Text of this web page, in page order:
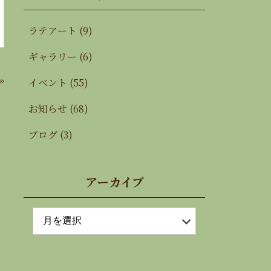
ラテアート (9)
ギャラリー (6)
イベント (55)
お知らせ (68)
ブログ (3)
アーカイブ